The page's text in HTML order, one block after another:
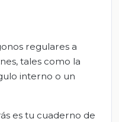
regulares a
tales como la
interno o un
es tu cuaderno de